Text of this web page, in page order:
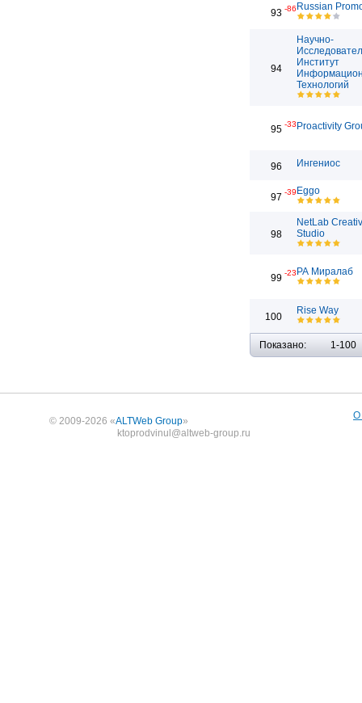
93 -86 Russian
94
Научно-
Институт
Технологий
95 -33 Proactivity
96 Ингениос
97 -39 Eggo
98
NetLab
Studio
99 -23 РА Миралаб
100
Rise Way
Показано: 1-100
© 2009-2026 «ALTWeb Group»
ktoprodvinul@altweb-group.ru
О